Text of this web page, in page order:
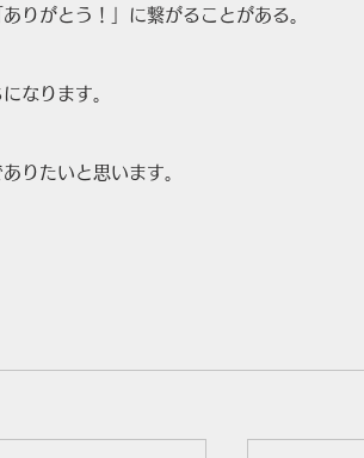
りがとう！」に繋がることがある。
なります。
りたいと思います。